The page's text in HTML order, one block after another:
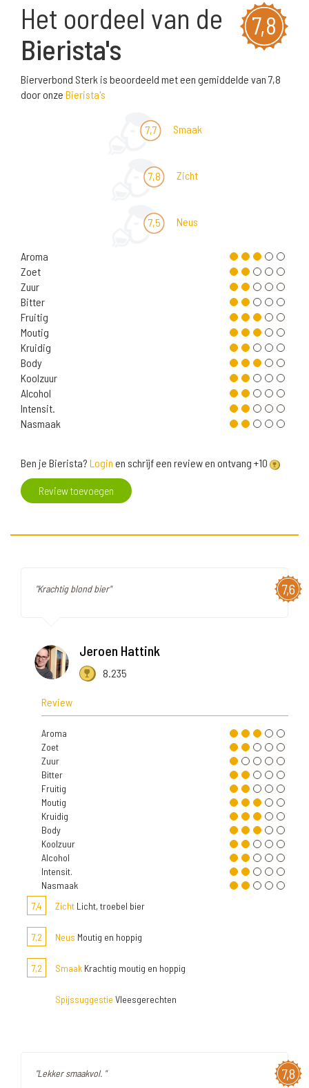
7,8
Het oordeel van de
Bierista's
Bierverbond Sterk is beoordeeld met een gemiddelde van 7,8
door onze Bierista's
7,7 Smaak
7,8 Zicht
7,5 Neus
Aroma
Zoet
Zuur
Bitter
Fruitig
Moutig
Kruidig
Body
Koolzuur
Alcohol
Intensit.
Nasmaak
Ben je Bierista? Login en schrijf een review en ontvang +10
Review toevoegen
7,6
"Krachtig blond bier"
Jeroen Hattink
8.235
Review
Aroma
Zoet
Zuur
Bitter
Fruitig
Moutig
Kruidig
Body
Koolzuur
Alcohol
Intensit.
Nasmaak
7,4
Zicht Licht, troebel bier
7,2 Neus Moutig en hoppig
7,2 Smaak Krachtig moutig en hoppig
Spijssuggestie Vleesgerechten
7,8
"Lekker smaakvol. "